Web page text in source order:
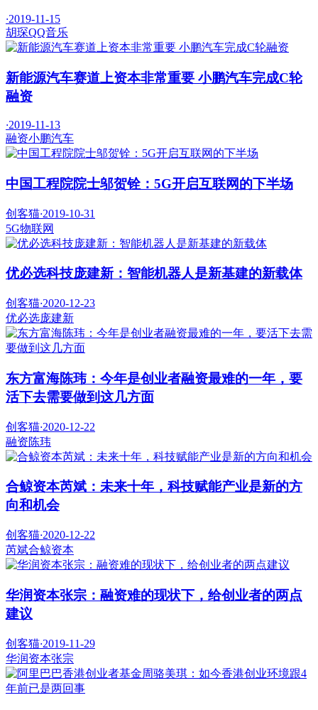
·2019-11-15
胡琛QQ音乐
新能源汽车赛道上资本非常重要 小鹏汽车完成C轮
融资
·2019-11-13
融资小鹏汽车
中国工程院院士邬贺铨：5G开启互联网的下半场
创客猫·2019-10-31
5G物联网
优必选科技庞建新：智能机器人是新基建的新载体
创客猫·2020-12-23
优必选庞建新
东方富海陈玮：今年是创业者融资最难的一年，要
活下去需要做到这几方面
创客猫·2020-12-22
融资陈玮
合鲸资本芮斌：未来十年，科技赋能产业是新的方
向和机会
创客猫·2020-12-22
芮斌合鲸资本
华润资本张宗：融资难的现状下，给创业者的两点
建议
创客猫·2019-11-29
华润资本张宗